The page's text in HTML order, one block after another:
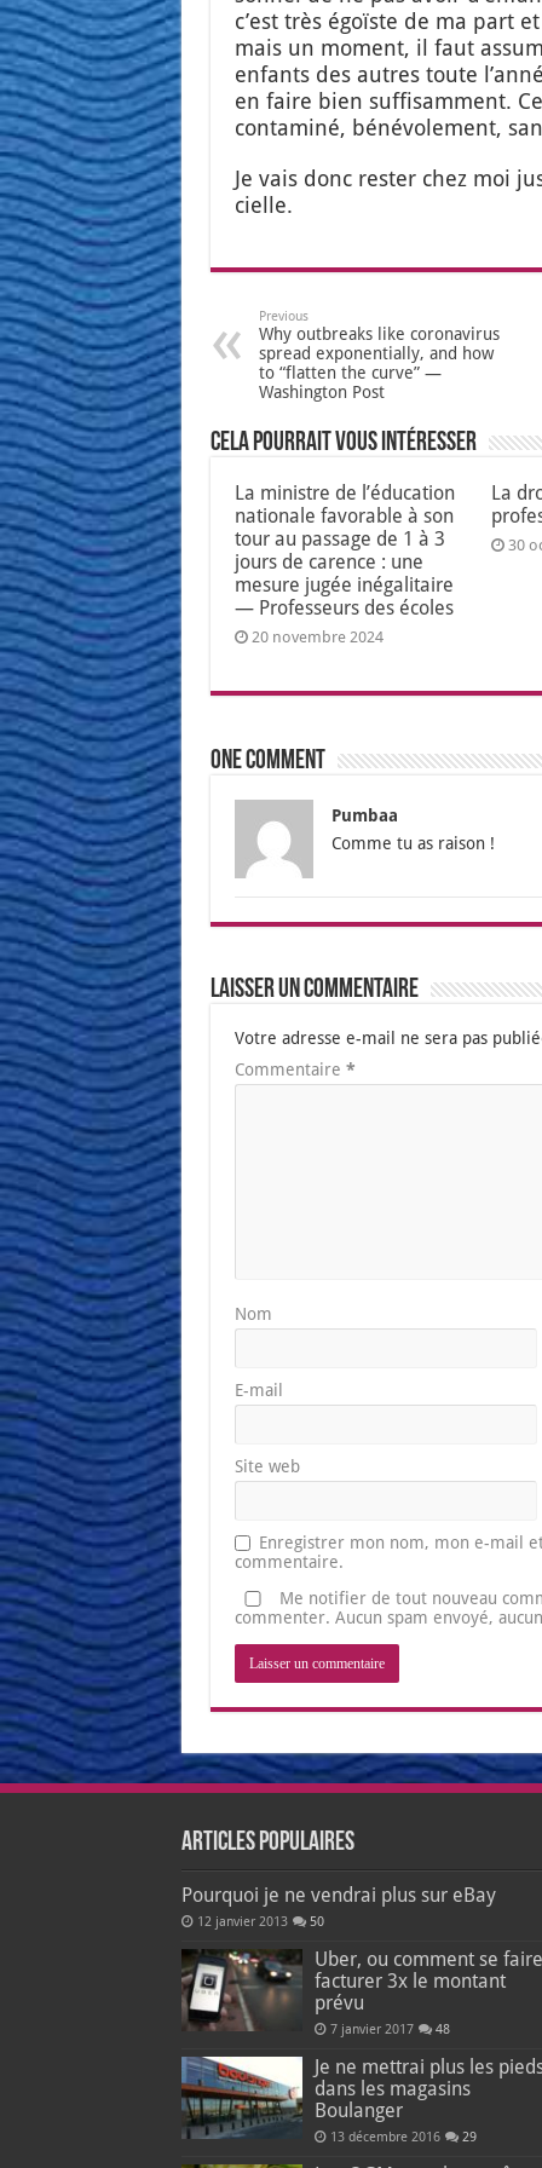
c’est très égoïste de ma part
mais un moment, il faut
enfants des autres toute
en faire bien suf­fi­sam­ment.
conta­mi­né, béné­vo­le­ment,
Je vais donc res­ter chez moi
cielle.
Previous
Why outbreaks like coronavirus
spread exponentially, and how
to “flatten the curve” —
Washington Post
Cela pourrait vous intéresser
La ministre de l’éducation
nationale favorable à son
tour au passage de 1 à 3
jours de carence : une
mesure jugée inégalitaire
— Professeurs des écoles
20 novembre 2024
La
30
One comment
Pumbaa
Comme tu as rai­son !
Laisser un commentaire
Votre adresse e-mail ne sera pas
Commentaire *
Nom
E-mail
Site web
Enregistrer mon nom, mon e-mail
commentaire.
Me notifier de tout nouveau
commenter. Aucun spam envoyé,
Articles populaires
Pourquoi je ne vendrai plus sur eBay
12 janvier 2013 50
Uber, ou comment se faire
facturer 3x le montant
prévu
7 janvier 2017 48
Je ne mettrai plus les
dans les magasins
Boulanger
13 décembre 2016 29